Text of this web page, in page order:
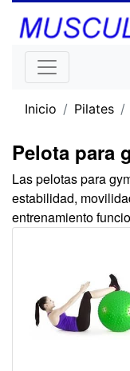
Inicio Pilates
Pelota para
Las pelotas para
estabilidad,
entrenamiento